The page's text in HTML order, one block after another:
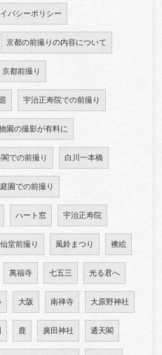
バシーポリシー
京都の前撮りの内容について
京都前撮り
宇治正寿院での前撮り
園の撮影が有料に
での前撮り 白川一本橋
園での前撮り
ハート窓 宇治正寿院
堂前撮り 風鈴まつり 襖絵
萬福寺 七五三 光る君へ
大阪 南禅寺 大原野神社
鹿 廣田神社 通天閣